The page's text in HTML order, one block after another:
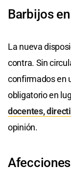
Barbijos
La nueva
contra. Sin
confirmados en
obligatorio en
docentes,
opinión.